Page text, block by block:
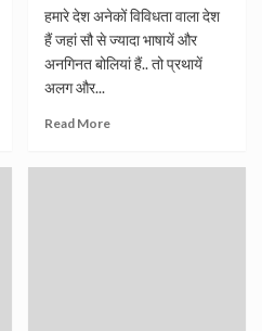
हमारे देश अनेकों विविधता वाला देश
हैं जहां सौ से ज्यादा भाषायें और
अनगिनत बोलियां हैं.. तो प्रथायें
अलग और...
Read More